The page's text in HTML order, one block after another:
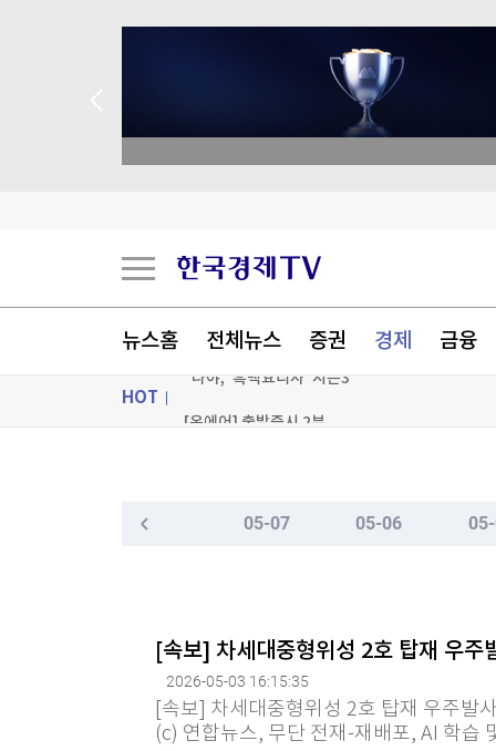
뉴스홈 전체뉴스 증권 경제 금융
HOT
알테오젠, 2분기 영업익 342억원…기술수출에
데브시스터즈 2분기 영업손실 160억원…적자
[포토+] 박정민, '멋짐 가득한 모습~'
"나야, '흑백요리사' 시즌3"
온로드 (ON ROAD) 인사이트
뉴스홈
글로벌경제
05-07 05-06
[속보] 차세대중형위성 2호 탑재 우
2026-05-03 16:15:35
[속보] 차세대중형위성 2호 탑재 우주발
(c) 연합뉴스, 무단 전재-재배포, AI 학습